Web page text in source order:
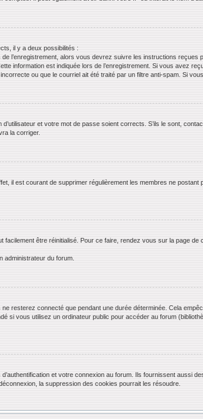
il y a deux possibilités :
l’enregistrement, alors vous devrez suivre les instructions
information est indiquée lors de l’enregistrement. Si vous avez
ou que le courriel ait été traité par un filtre anti-spam. Si
et votre mot de passe soient corrects. S’ils le sont,
la corriger.
il est courant de supprimer régulièrement les membres ne
être réinitialisé. Pour ce faire, rendez vous sur la page de
administrateur du forum.
resterez connecté que pendant une durée déterminée. Cela
si vous utilisez un ordinateur public pour accéder au forum
et votre connexion au forum. Ils fournissent aussi
la suppression des cookies pourrait les résoudre.